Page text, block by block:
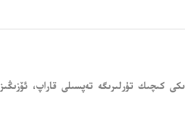
كىچىك تۈرلىرىگە تەپسىلى قاراپ، ئۆزىڭىز